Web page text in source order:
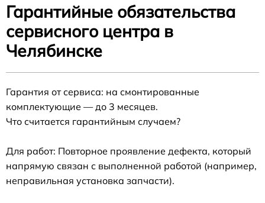
Гарантийные обязательства
сервисного центра в
Челябинске
Гарантия от сервиса: на смонтированные
комплектующие — до 3 месяцев.
Что считается гарантийным случаем?
Для работ: Повторное проявление дефекта, который
напрямую связан с выполненной работой (например,
неправильная установка запчасти).